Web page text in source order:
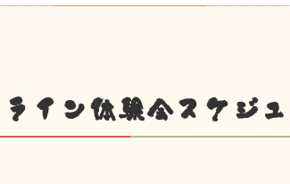
ライン体験会スケジ